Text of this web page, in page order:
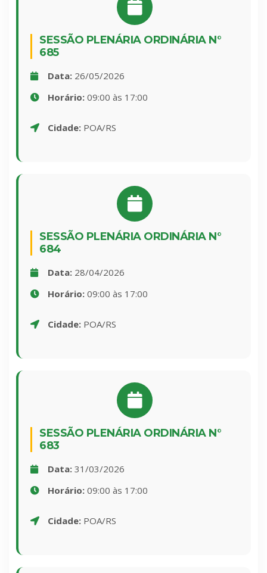
SESSÃO PLENÁRIA ORDINÁRIA N°
685
Data: 26/05/2026
Horário: 09:00 às 17:00
Cidade: POA/RS
SESSÃO PLENÁRIA ORDINÁRIA N°
684
Data: 28/04/2026
Horário: 09:00 às 17:00
Cidade: POA/RS
SESSÃO PLENÁRIA ORDINÁRIA N°
683
Data: 31/03/2026
Horário: 09:00 às 17:00
Cidade: POA/RS